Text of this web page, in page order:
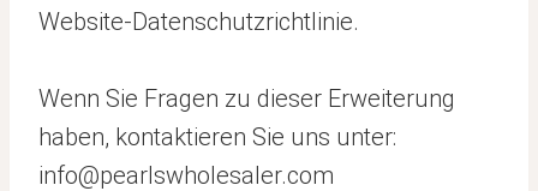
Website-Datenschutzrichtlinie.
Wenn Sie Fragen zu dieser Erweiterung
haben, kontaktieren Sie uns unter:
info@pearlswholesaler.com